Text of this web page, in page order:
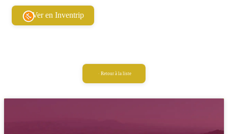
Ver en Inventrip
Retour à la liste